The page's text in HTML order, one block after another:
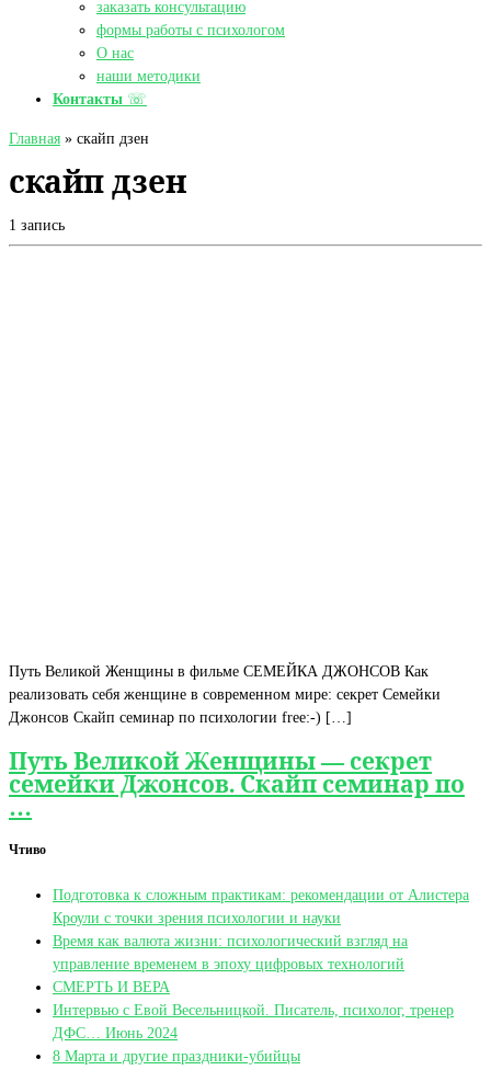
заказать консультацию
формы работы с психологом
О нас
наши методики
Контакты ☏
Главная » скайп дзен
скайп дзен
1 запись
Путь Великой Женщины в фильме СЕМЕЙКА ДЖОНСОВ Как
реализовать себя женщине в современном мире: cекрет Cемейки
Джонсов Скайп семинар по психологии free:-) […]
Путь Великой Женщины — секрет
семейки Джонсов. Скайп семинар по
…
Чтиво
Подготовка к сложным практикам: рекомендации от Алистера
Кроули с точки зрения психологии и науки
Время как валюта жизни: психологический взгляд на
управление временем в эпоху цифровых технологий
СМЕРТЬ И ВЕРА
Интервью с Евой Весельницкой. Писатель, психолог, тренер
ДФС… Июнь 2024
8 Марта и другие праздники-убийцы